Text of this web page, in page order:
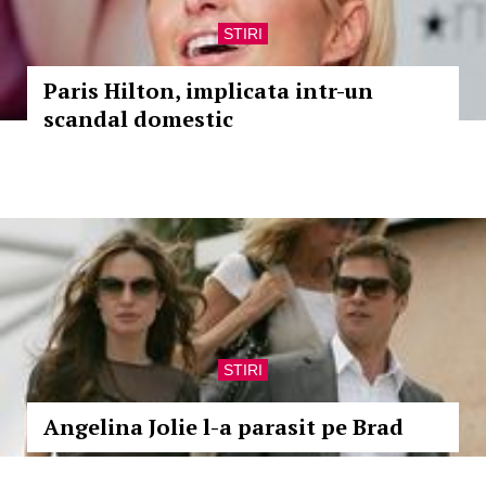
STIRI
Paris Hilton, implicata intr-un
scandal domestic
STIRI
Angelina Jolie l-a parasit pe Brad